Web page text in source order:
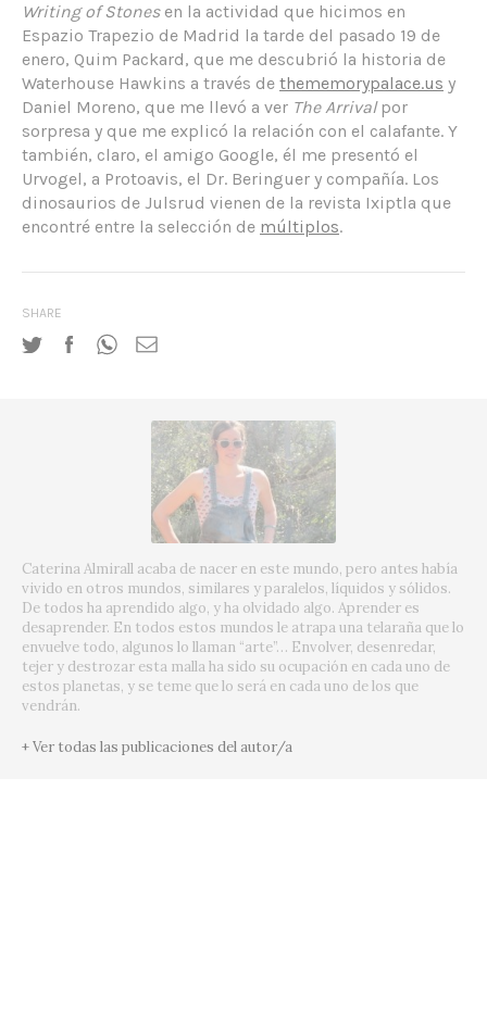
Writing of Stonesen la actividad que hicimos en
Espazio Trapezio de Madrid la tarde del pasado 19 de
enero, Quim Packard, que me descubrió la historia de
Waterhouse Hawkins a través de thememorypalace.us y
Daniel Moreno, que me llevó a ver The Arrivalpor
sorpresa y que me explicó la relación con el calafante. Y
también, claro, el amigo Google, él me presentó el
Urvogel, a Protoavis, el Dr. Beringuer y compañía. Los
dinosaurios de Julsrud vienen de la revista Ixiptla que
encontré entre la selección de múltiplos.
SHARE
Caterina Almirall acaba de nacer en este mundo, pero antes había
vivido en otros mundos, similares y paralelos, líquidos y sólidos.
De todos ha aprendido algo, y ha olvidado algo. Aprender es
desaprender. En todos estos mundos le atrapa una telaraña que lo
envuelve todo, algunos lo llaman “arte”… Envolver, desenredar,
tejer y destrozar esta malla ha sido su ocupación en cada uno de
estos planetas, y se teme que lo será en cada uno de los que
vendrán.
+ Ver todas las publicaciones del autor/a